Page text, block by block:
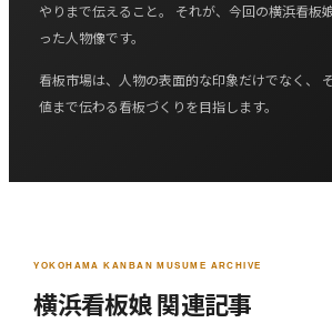
やりまで伝えること。 それが、今回の横浜看板
った人物像です。
看板市場は、人物の表面的な印象だけでなく、
値まで伝わる看板づくりを目指します。
YOKOHAMA KANBAN MUSUME ARCHIVE
横浜看板娘 関連記事